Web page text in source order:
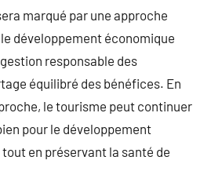
marqué par une approche
développement économique
responsable des
équilibré des bénéfices. En
le tourisme peut continuer
pour le développement
en préservant la santé de